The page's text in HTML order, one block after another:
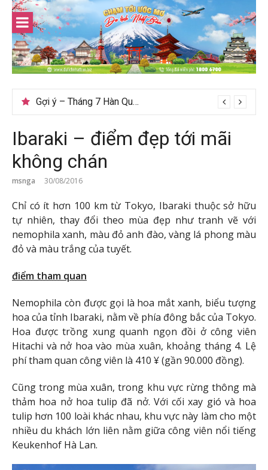
Skip
content
Gợi ý – Tháng 7 Hàn Quốc nên đi đâu, mặc gì đẹp?
Ibaraki – điểm đẹp tới mãi
không chán
msnga 30/08/2016
Chỉ có ít hơn 100 km từ Tokyo, Ibaraki thuộc sở hữu
tự nhiên, thay đổi theo mùa đẹp như tranh vẽ với
nemophila xanh, màu đỏ anh đào, vàng lá phong màu
đỏ và màu trắng của tuyết.
điểm tham quan
Nemophila còn được gọi là hoa mắt xanh, biểu tượng
hoa của tỉnh Ibaraki, nằm về phía đông bắc của Tokyo.
Hoa được trồng xung quanh ngọn đồi ở công viên
Hitachi và nở hoa vào mùa xuân, khoảng tháng 4. Lệ
phí tham quan công viên là 410 ¥ (gần 90.000 đồng).
Cũng trong mùa xuân, trong khu vực rừng thông mà
thảm hoa nở hoa tulip đã nở. Với cối xay gió và hoa
tulip hơn 100 loài khác nhau, khu vực này làm cho một
nhiều du khách lớn liên nằm giữa công viên nổi tiếng
Keukenhof Hà Lan.